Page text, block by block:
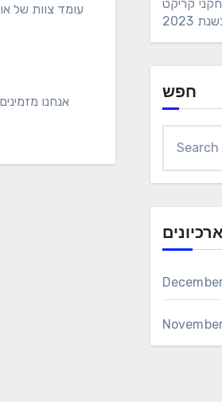
אנחנו
קריקט
2023
חפש
for:
ארכיונים